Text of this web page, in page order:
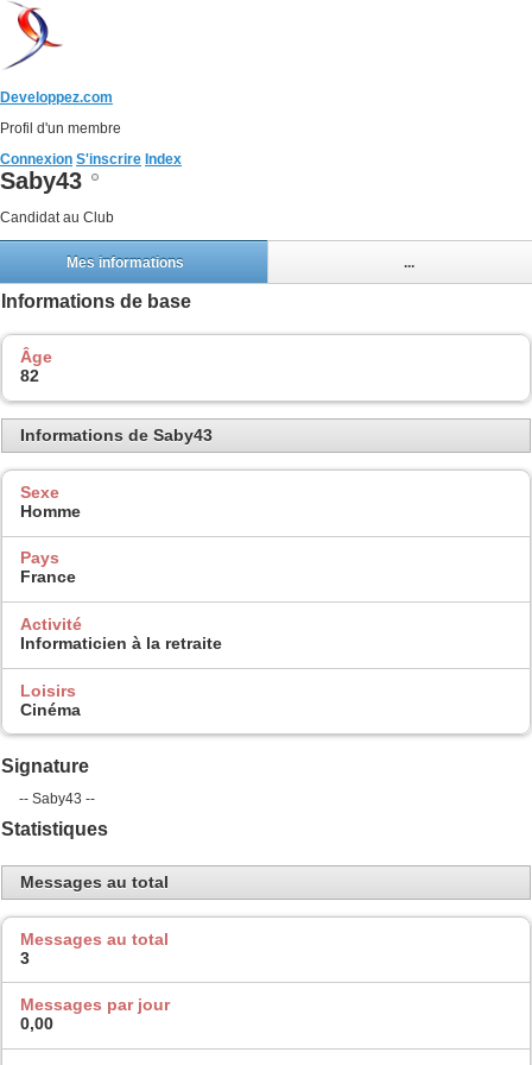
Developpez.com
Profil d'un membre
Connexion S'inscrire Index
Saby43
Candidat au Club
Mes informations ...
Informations de base
Âge
82
Informations de Saby43
Sexe
Homme
Pays
France
Activité
Informaticien à la retraite
Loisirs
Cinéma
Signature
-- Saby43 --
Statistiques
Messages au total
Messages au total
3
Messages par jour
0,00